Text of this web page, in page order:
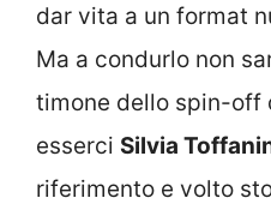
dar vita a un format
Ma a condurlo non
timone dello spin-
esserci Silvia
riferimento e volto